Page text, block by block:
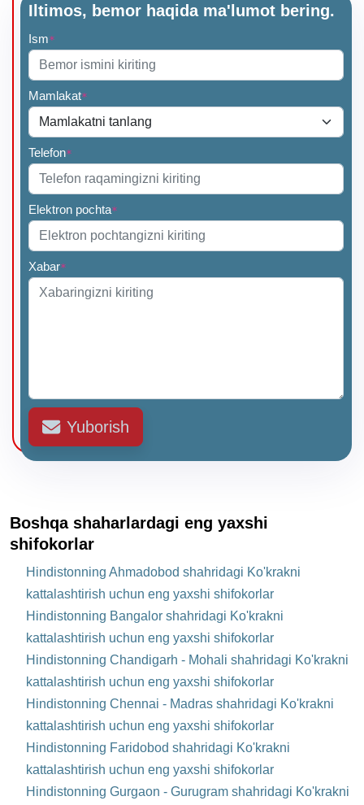
Iltimos, bemor haqida ma'lumot bering.
Ism*
Mamlakat*
Telefon*
Elektron pochta*
Xabar*
Yuborish
Boshqa shaharlardagi eng yaxshi
shifokorlar
Hindistonning Ahmadobod shahridagi Ko'krakni
kattalashtirish uchun eng yaxshi shifokorlar
Hindistonning Bangalor shahridagi Ko'krakni
kattalashtirish uchun eng yaxshi shifokorlar
Hindistonning Chandigarh - Mohali shahridagi Ko'krakni
kattalashtirish uchun eng yaxshi shifokorlar
Hindistonning Chennai - Madras shahridagi Ko'krakni
kattalashtirish uchun eng yaxshi shifokorlar
Hindistonning Faridobod shahridagi Ko'krakni
kattalashtirish uchun eng yaxshi shifokorlar
Hindistonning Gurgaon - Gurugram shahridagi Ko'krakni